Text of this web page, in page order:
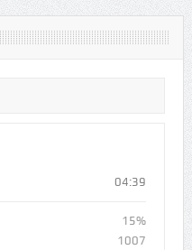
04:39
15%
1007